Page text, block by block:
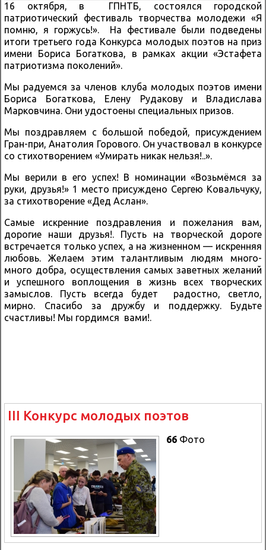
16 октября, в ГПНТБ, состоялся городской
патриотический фестиваль творчества молодежи «Я
помню, я горжусь!». На фестивале были подведены
итоги третьего года Конкурса молодых поэтов на приз
имени Бориса Богаткова, в рамках акции «Эстафета
патриотизма поколений».
Мы радуемся за членов клуба молодых поэтов имени
Бориса Богаткова, Елену Рудакову и Владислава
Марковчина. Они удостоены специальных призов.
Мы поздравляем с большой победой, присуждением
Гран-при, Анатолия Горового. Он участвовал в конкурсе
со стихотворением «Умирать никак нельзя!..».
Мы верили в его успех! В номинации «Возьмёмся за
руки, друзья!» 1 место присуждено Сергею Ковальчуку,
за стихотворение «Дед Аслан».
Самые искренние поздравления и пожелания вам,
дорогие наши друзья!. Пусть на творческой дороге
встречается только успех, а на жизненном — искренняя
любовь. Желаем этим талантливым людям много-
много добра, осуществления самых заветных желаний
и успешного воплощения в жизнь всех творческих
замыслов. Пусть всегда будет радостно, светло,
мирно. Спасибо за дружбу и поддержку. Будьте
счастливы! Мы гордимся вами!.
III Конкурс молодых поэтов
66 Фото